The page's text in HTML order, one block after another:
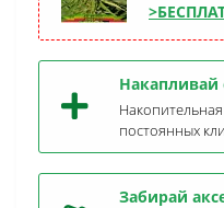
Накапливай
постоянных
Забирай